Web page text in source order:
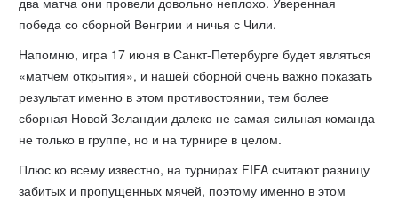
победа со сборной Венгрии и ничья с Чили.
Напомню, игра 17 июня в Санкт-Петербурге будет являться
«матчем открытия», и нашей сборной очень важно показать
результат именно в этом противостоянии, тем более
сборная Новой Зеландии далеко не самая сильная команда
не только в группе, но и на турнире в целом.
Плюс ко всему известно, на турнирах FIFA считают разницу
забитых и пропущенных мячей, поэтому именно в этом